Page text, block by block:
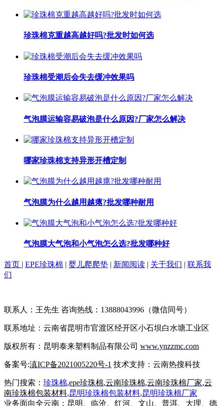
珍珠棉克重越高越好吗?批发时如何选
珍珠棉受潮后会失去缓冲效果吗
气泡膜运输容易破泡是什么原因?厂家怎么解决
哪家珍珠棉支持异形开槽定制
气泡膜为什么越用越瘪?批发哪种耐用
气泡膜大气泡和小气泡怎么选?批发哪种好
首页 | EPE珍珠棉 | 婴儿爬爬垫 | 新闻阅读 | 关于我们 | 联系我
们
联系人：王先生 咨询热线：13888043996（微信同号）
联系地址：云南省昆明市官渡区经开区小石坝白水塘工业区
版权所有：昆明泰来塑料制品有限公司 www.ynzzmc.com
备案号:滇ICP备2021005220号-1 技术支持：云南热搜科技
热门搜索： 珍珠棉,epe珍珠棉,云南珍珠棉,云南珍珠棉厂家,云
南珍珠棉包装材料,昆明珍珠棉包装材料,昆明珍珠棉厂家
业务面向全云南：昆明、临沧、红河、文山、普洱、大理、德